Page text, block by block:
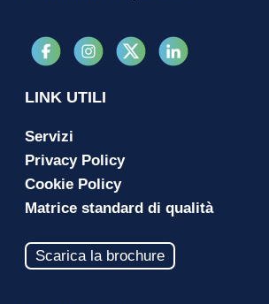
LINK UTILI
Servizi
Privacy Policy
Cookie Policy
Matrice standard di qualità
Scarica la brochure